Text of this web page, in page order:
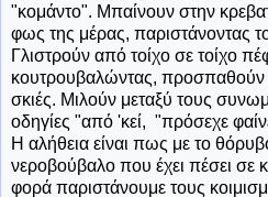
"κομάντο". Μπαίνουν στην
φως της μέρας, παριστάνοντας
Γλιστρούν από τοίχο σε τοίχο
κουτρουβαλώντας, προσπαθούν
σκιές. Μιλούν μεταξύ τους
οδηγίες "από 'κεί, "πρόσεχε
Η αλήθεια είναι πως με το
νεροβούβαλο που έχει πέσει σε
φορά παριστάνουμε τους